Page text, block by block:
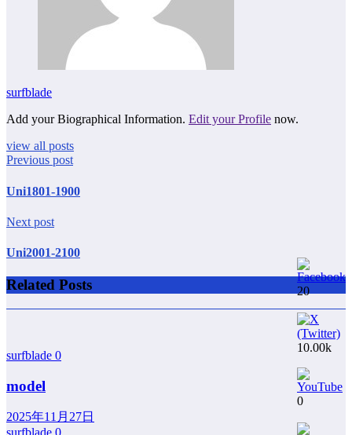
surfblade
Add your Biographical Information. Edit your Profile now.
view all posts
Previous post
Uni1801-1900
Next post
Uni2001-2100
Related Posts
surfblade 0
model
2025年11月27日
20
10.00k
0